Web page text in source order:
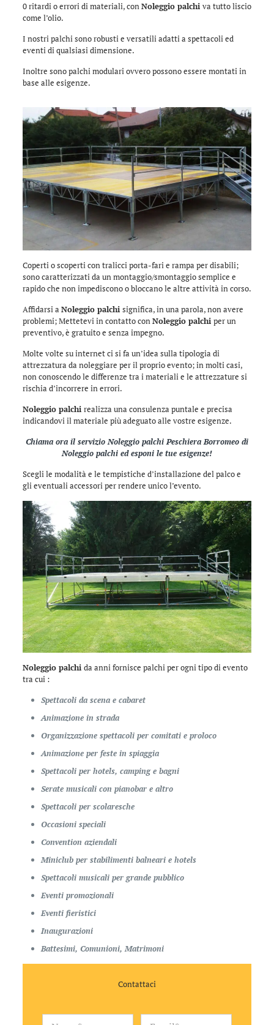
0 ritardi o errori di materiali, conNoleggio palchi va tutto liscio
come l’olio.
I nostri palchi sono robusti e versatili adatti a spettacoli ed
eventi di qualsiasi dimensione.
Inoltre sono palchi modulari ovvero possono essere montati in
base alle esigenze.
Coperti o scoperti con tralicci porta-fari e rampa per disabili;
sono caratterizzati da un montaggio/smontaggio semplice e
rapido che non impediscono o bloccano le altre attività in corso.
Affidarsi a Noleggio palchi significa, in una parola, non avere
problemi; Mettetevi in contatto conNoleggio palchi per un
preventivo, è gratuito e senza impegno.
Molte volte su internet ci si fa un’idea sulla tipologia di
attrezzatura da noleggiare per il proprio evento; in molti casi,
non conoscendo le differenze tra i materiali e le attrezzature si
rischia d’incorrere in errori.
Noleggio palchi realizza una consulenza puntale e precisa
indicandovi il materiale più adeguato alle vostre esigenze.
Chiama ora il servizioNoleggio palchi Peschiera Borromeo di
Noleggio palchi ed esponi le tue esigenze!
Scegli le modalità e le tempistiche d’installazione del palco e
gli eventuali accessori per rendere unico l’evento.
Noleggio palchi da anni fornisce palchi per ogni tipo di evento
tra cui :
Spettacoli da scena e cabaret
Animazione in strada
Organizzazione spettacoli per comitati e proloco
Animazione per feste in spiaggia
Spettacoli per hotels, camping e bagni
Serate musicali con pianobar e altro
Spettacoli per scolaresche
Occasioni speciali
Convention aziendali
Miniclub per stabilimenti balneari e hotels
Spettacoli musicali per grande pubblico
Eventi promozionali
Eventi fieristici
Inaugurazioni
Battesimi, Comunioni, Matrimoni
Contattaci
N
E